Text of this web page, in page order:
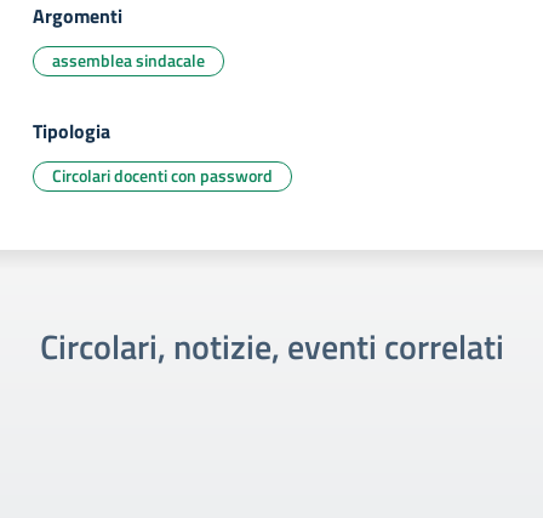
Argomenti
assemblea sindacale
Tipologia
Circolari docenti con password
Circolari, notizie, eventi correlati